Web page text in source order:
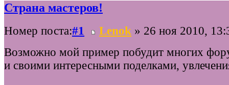
Страна мастеров!
Номер поста:#1 Lenok » 26 ноя 2010,
Возможно мой пример побудит многих
и своими интересными поделками,